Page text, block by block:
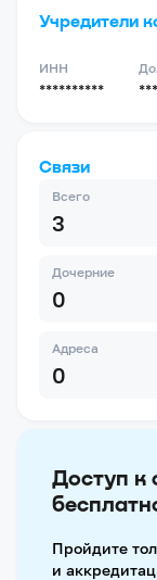
Учредители
ИНН
**********
Связи
Всего
3
Дочерние
0
Адреса
0
Доступ к
Пройдите
и